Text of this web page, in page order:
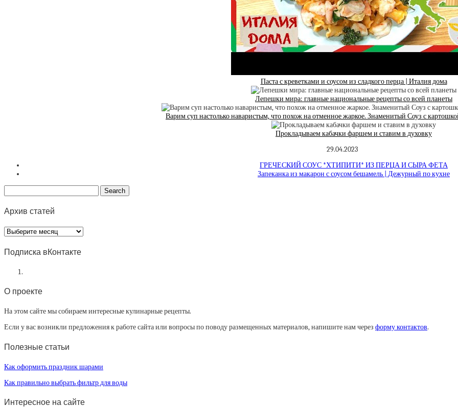
Паста с креветками и соусом из сладкого перца | Италия дома
Лепешки мира: главные национальные рецепты со всей планеты
Варим суп настолько наваристым, что похож на отменное жаркое. Знаменитый Соуз с
Прокладываем кабачки фаршем и ставим в духовку
29.04.2023
ГРЕЧЕСКИЙ СОУС *ХТИПИТИ* ИЗ ПЕРЦА И СЫРА ФЕТА
Запеканка из макарон с соусом бешамель | Дежурный по кухне
Архив статей
Архив
статей
Подписка вКонтакте
О проекте
На этом сайте мы собираем интересные кулинарные рецепты.
Если у вас возникли предложения к работе сайта или вопросы по поводу размещенных материалов, напишите нам через форму контактов.
Полезные статьи
Как оформить праздник шарами
Как правильно выбрать фильтр для воды
Интересное на сайте